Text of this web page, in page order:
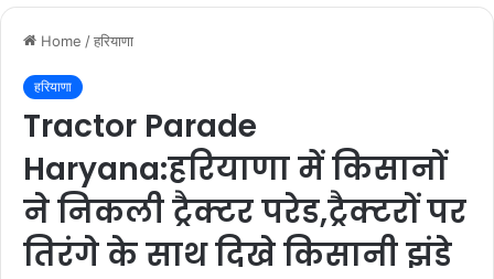
Home /हरियाणा
हरियाणा
Tractor Parade
Haryana:हरियाणा में किसानों
ने निकली ट्रैक्टर परेड,ट्रैक्टरों पर
तिरंगे के साथ दिखे किसानी झंडे